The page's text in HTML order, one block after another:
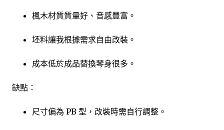
楓木材質質量好、音感豐富。
坯料讓我根據需求自由改裝。
成本低於成品替換琴身很多。
缺點：
尺寸偏為 PB 型，改裝時需自行調整。